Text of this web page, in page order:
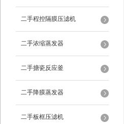
二手程控隔膜压滤机
二手浓缩蒸发器
二手搪瓷反应釜
二手降膜蒸发器
二手板框压滤机